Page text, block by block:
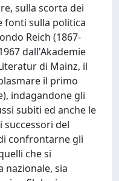
sulla scorta dei
fonti sulla politica
Reich (1867-
dall'Akademie
di Mainz, il
il primo
indagandone gli
subiti ed anche le
del
confrontarne gli
che si
nazionale, sia